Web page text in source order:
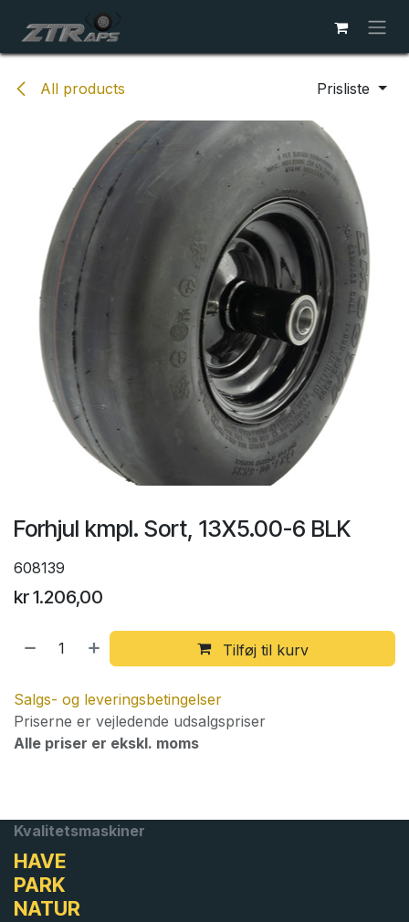
All products Prisliste
Forhjul kmpl. Sort, 13X5.00-6 BLK
608139
kr1.206,00
Tilføj til kurv
Salgs- og leveringsbetingelser
Priserne er vejledende udsalgspriser
Alle priser er ekskl. moms
Kvalitetsmaskiner
HAVE
PARK
NATUR